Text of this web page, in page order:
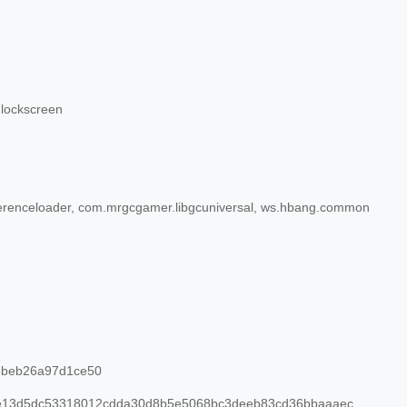
com.mrgcgamer.libgcuniversal, ws.hbang.common